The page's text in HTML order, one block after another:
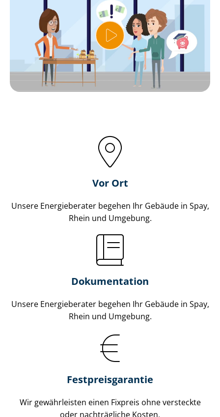
Vor Ort
Unsere Energieberater begehen Ihr Gebäude in Spay,
Rhein und Umgebung.
Dokumentation
Unsere Energieberater begehen Ihr Gebäude in Spay,
Rhein und Umgebung.
Fest­preis­ga­ran­tie
Wir gewährleisten einen Fixpreis ohne versteckte
oder nachträgliche Kosten.